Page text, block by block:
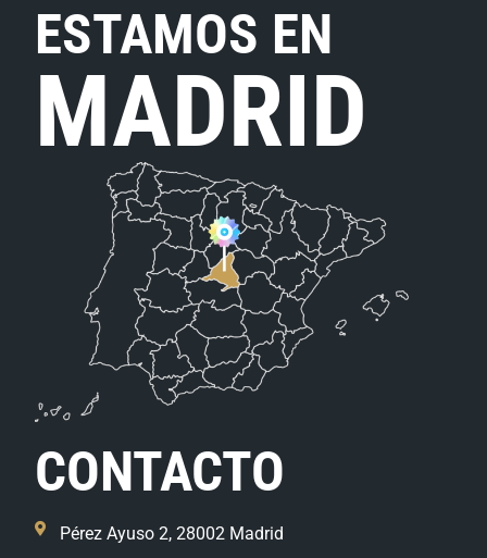
ESTAMOS EN
MADRID
CONTACTO
Pérez Ayuso 2, 28002 Madrid